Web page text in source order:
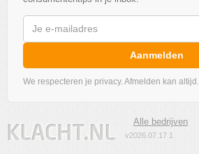
Aanmelden
We respecteren je privacy. Afmelden kan altijd.
Alle bedrijven
v2026.07.17.1